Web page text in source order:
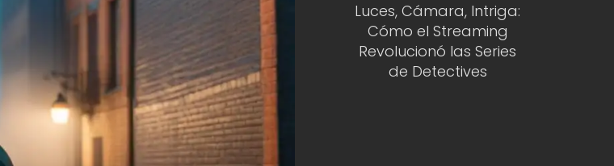
Luces, Cámara, Intriga:
Cómo el Streaming
Revolucionó las Series
de Detectives